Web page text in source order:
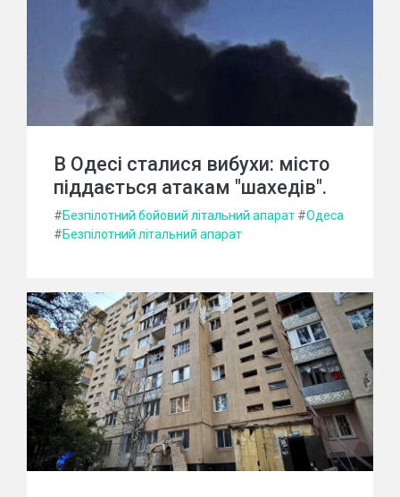
В Одесі сталися вибухи: місто
піддається атакам "шахедів".
#Безпілотний бойовий літальний апарат #Одеса
#Безпілотний літальний апарат